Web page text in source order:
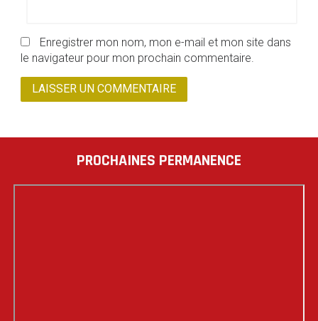
Enregistrer mon nom, mon e-mail et mon site dans
le navigateur pour mon prochain commentaire.
PROCHAINES PERMANENCE